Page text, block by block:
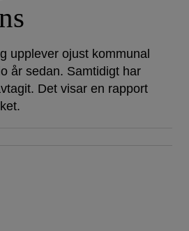
upplever ojust kommunal
år sedan. Samtidigt har
Det visar en rapport